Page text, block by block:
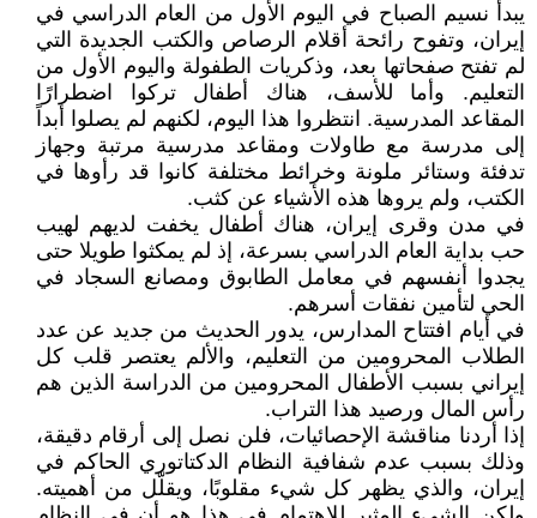
يبدأ نسيم الصباح في اليوم الأول من العام الدراسي في
إيران، وتفوح رائحة أقلام الرصاص والكتب الجديدة التي
لم تفتح صفحاتها بعد، وذكريات الطفولة واليوم الأول من
التعليم. وأما للأسف، هناك أطفال تركوا اضطرارًا
المقاعد المدرسية. انتظروا هذا اليوم، لكنهم لم يصلوا أبداً
إلى مدرسة مع طاولات ومقاعد مدرسية مرتبة وجهاز
تدفئة وستائر ملونة وخرائط مختلفة كانوا قد رأوها في
الكتب، ولم يروها هذه الأشياء عن كثب.
في مدن وقرى إيران، هناك أطفال يخفت لديهم لهيب
حب بداية العام الدراسي بسرعة، إذ لم يمكثوا طويلا حتى
يجدوا أنفسهم في معامل الطابوق ومصانع السجاد في
الحي لتأمين نفقات أسرهم.
في أيام افتتاح المدارس، يدور الحديث من جديد عن عدد
الطلاب المحرومين من التعليم، والألم يعتصر قلب كل
إيراني بسبب الأطفال المحرومين من الدراسة الذين هم
رأس المال ورصيد هذا التراب.
إذا أردنا مناقشة الإحصائيات، فلن نصل إلى أرقام دقيقة،
وذلك بسبب عدم شفافية النظام الدكتاتوري الحاكم في
إيران، والذي يظهر كل شيء مقلوبًا، ويقلّل من أهميته.